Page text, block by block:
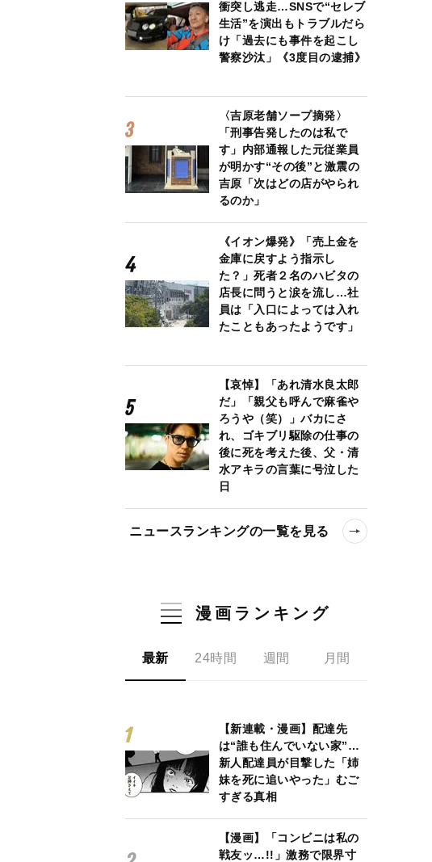
衝突し逃走…SNSで“セレブ
生活”を演出もトラブルだら
け「過去にも事件を起こし
警察沙汰」《3度目の逮捕》
〈吉原老舗ソープ摘発〉
「刑事告発したのは私で
す」内部通報した元従業員
が明かす“その後”と激震の
吉原「次はどの店がやられ
るのか」
《イオン爆発》「売上金を
金庫に戻すよう指示し
た？」死者２名のハビタの
店長に問うと涙を流し…社
員は「入口によっては入れ
たこともあったようです」
【哀悼】「あれ清水良太郎
だ」「親父も呼んで麻雀や
ろうや（笑）」バカにさ
れ、ゴキブリ駆除の仕事の
後に死を考えた後、父・清
水アキラの言葉に号泣した
日
ニュースランキングの一覧を見る
漫画ランキング
最新 24時間 週間 月間
【新連載・漫画】配達先
は“誰も住んでいない家”…
新人配達員が目撃した「姉
妹を死に追いやった」むご
すぎる真相
【漫画】「コンビニは私の
戦友ッ…!!」激務で限界寸